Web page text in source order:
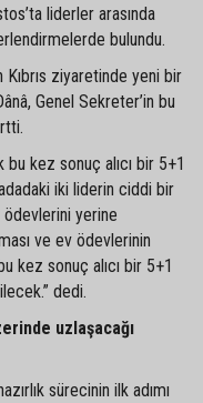
liderler arasında
bulundu.
ziyaretinde yeni bir
Genel Sekreter’in bu
bu kez sonuç alıcı bir 5+1
iki liderin ciddi bir
ödevlerini yerine
ve ev ödevlerinin
kez sonuç alıcı bir 5+1
dedi.
uzlaşacağı
sürecinin ilk adımı